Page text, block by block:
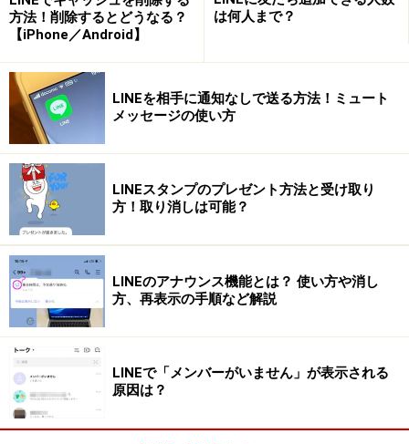
パスコード入力画面が開いたら、好きな4ケタの数字を2度入
力し、“確認”をタップする
パスコードを忘れたらどうする？
もし4ケタのパスコードを忘れてしまった場合、アプリ
を一旦削除して、再インストールする必要があります。
設定したパスコードを忘れないよう、くれぐれも注意し
ましょう。
方法！削除するとどうなる？
【iPhone／Android】
は何人まで？
LINEを相手に通知なしで送る方法！ミュート
メッセージの使い方
LINEスタンプのプレゼント方法と受け取り
方！取り消しは可能？
LINEのアナウンス機能とは？ 使い方や消し
方、再表示の手順など解説
LINEで「メンバーがいません」が表示される
原因は？